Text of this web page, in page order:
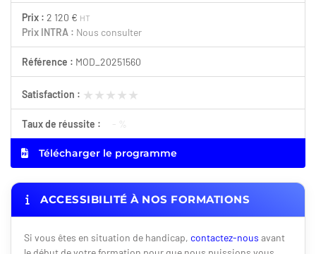
Prix : 2 120 € HT
Prix INTRA : Nous consulter
Référence : MOD_20251560
Satisfaction : ★★★★★
★★★★★
Taux de réussite : - %
Télécharger le programme
ACCESSIBILITÉ À NOS FORMATIONS
Si vous êtes en situation de handicap, contactez-nous avant